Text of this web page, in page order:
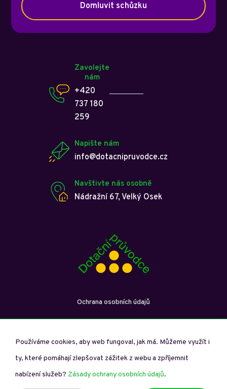
Domluvit schůzku
Zavolejte
nám
+420
737 180
259
Napište nám
info@dotacnipruvodce.cz
Navštivte nás osobně
Nádražní 67, Velký Osek
Ochrana osobních údajů
Dotační průvodce © Copyright 2026. Všechna práva vyhrazena.
Vytvořilo digitální studio
Spravuje studio
Používáme cookies, aby web fungoval, jak má. Můžeme využít i
ty, které pomáhají zlepšovat zážitek z webu a zpříjemnit
nabízení služeb? Zásady ochrany osobních údajů.